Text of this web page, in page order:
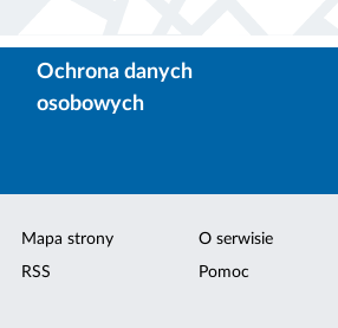
Ochrona danych
osobowych
Mapa strony
RSS
O serwisie
Pomoc